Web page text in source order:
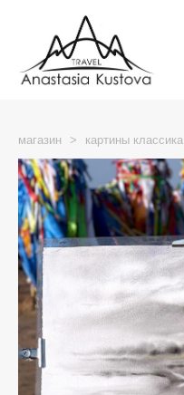
магазин > картины классика